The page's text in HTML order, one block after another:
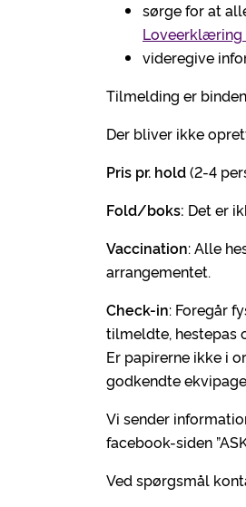
sørge for at
Loveerklæring
videregive
Tilmelding er
Der bliver ikke
Pris pr. hold(2-4
Fold/boks: Det er
Vaccination: Alle
arrangementet.
Check-in: Foregår
tilmeldte, hestepas
Er papirerne ikke i
godkendte
Vi sender
facebook-siden
Ved spørgsmål